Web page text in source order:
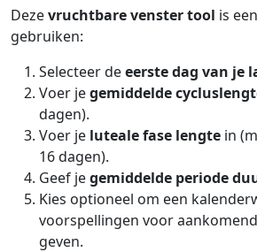
Dezevruchtbare venster tool is
gebruiken:
Selecteer deeerste dag van je
Voer jegemiddelde
dagen).
Voer je luteale fase lengte in
16 dagen).
Geef jegemiddelde periode
Kies optioneel om een
voorspellingen voor
geven.